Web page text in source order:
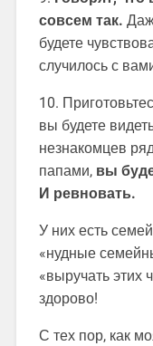
совсем так.
будете
случилось с
10.
вы будете
незнакомцев
папами, вы
И ревновать.
У них есть
«нудные
«выручать этих
здорово!
С тех пор, как